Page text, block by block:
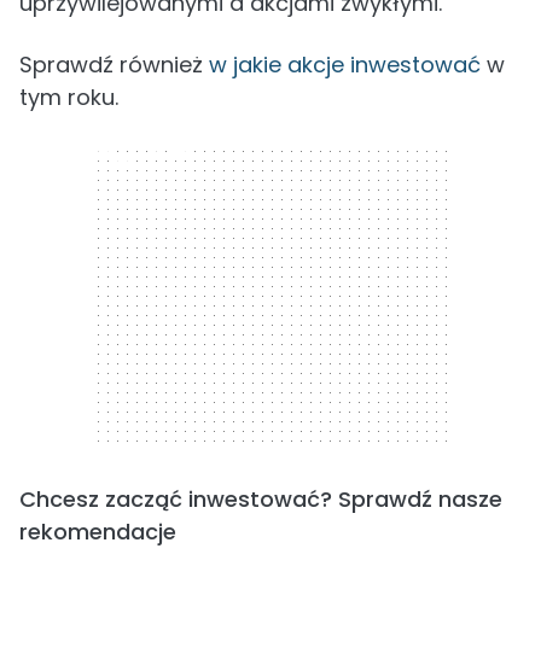
Sprawdź również w jakie akcje inwestować w
tym roku.
300 x 250
Chcesz zacząć inwestować? Sprawdź nasze
rekomendacje